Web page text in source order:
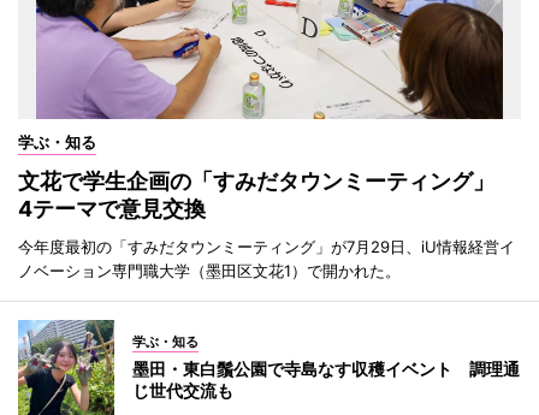
学ぶ・知る
文花で学生企画の「すみだタウンミーティング」
4テーマで意見交換
今年度最初の「すみだタウンミーティング」が7月29日、iU情報経営イ
ノベーション専門職大学（墨田区文花1）で開かれた。
学ぶ・知る
墨田・東白鬚公園で寺島なす収穫イベント 調理通
じ世代交流も